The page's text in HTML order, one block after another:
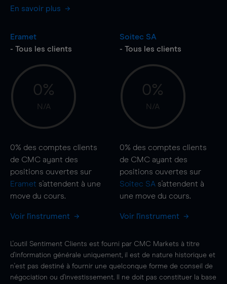
En savoir plus
Eramet
- Tous les clients
0%
N/A
0% des comptes clients
de CMC ayant des
positions ouvertes sur
Eramet s'attendent à une
move du cours.
Voir l'instrument
Soitec SA
- Tous les clients
0%
N/A
0% des comptes clients
de CMC ayant des
positions ouvertes sur
Soitec SA s'attendent à
une move du cours.
Voir l'instrument
L'outil Sentiment Clients est fourni par CMC Markets à titre
d'information générale uniquement, il est de nature historique et
n'est pas destiné à fournir une quelconque forme de conseil de
négociation ou d'investissement. Il ne doit pas constituer la base